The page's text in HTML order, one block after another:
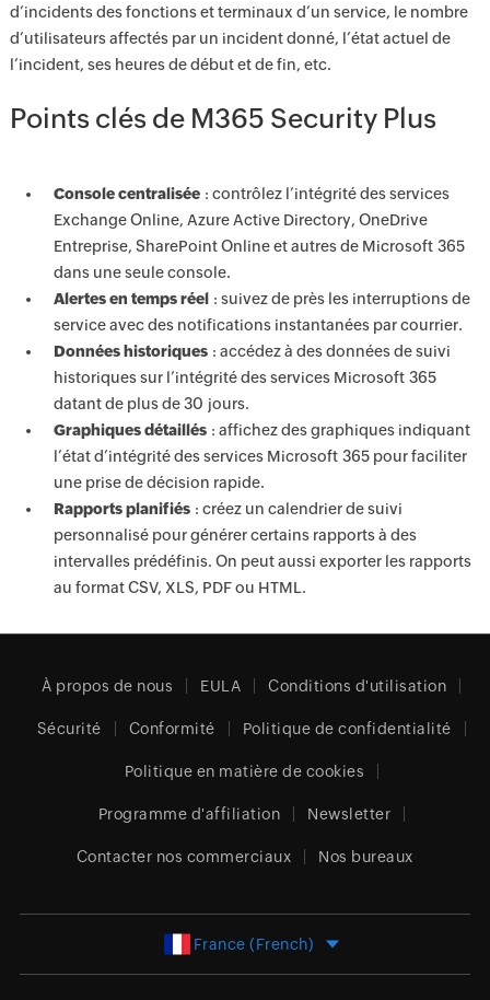
d’incidents des fonctions et terminaux d’un service, le nombre
d’utilisateurs affectés par un incident donné, l’état actuel de
l’incident, ses heures de début et de fin, etc.
Points clés de M365 Security Plus
Console centralisée: contrôlez l’intégrité des services
Exchange Online, Azure Active Directory, OneDrive
Entreprise, SharePoint Online et autres de Microsoft 365
dans une seule console.
Alertes en temps réel : suivez de près les interruptions de
service avec des notifications instantanées par courrier.
Données historiques: accédez à des données de suivi
historiques sur l’intégrité des services Microsoft 365
datant de plus de 30 jours.
Graphiques détaillés: affichez des graphiques indiquant
l’état d’intégrité des services Microsoft 365 pour faciliter
une prise de décision rapide.
Rapports planifiés: créez un calendrier de suivi
personnalisé pour générer certains rapports à des
intervalles prédéfinis. On peut aussi exporter les rapports
au format CSV, XLS, PDF ou HTML.
À propos de nous EULA Conditions d'utilisation
Sécurité Conformité Politique de confidentialité
Politique en matière de cookies
Programme d'affiliation Newsletter
Contacter nos commerciaux Nos bureaux
France (French)